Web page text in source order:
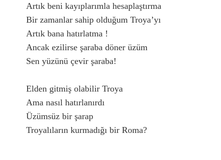
Artık beni kayıplarımla hesaplaştırma
Bir zamanlar sahip olduğum Troya’yı
Artık bana hatırlatma !
Ancak ezilirse şaraba döner üzüm
Sen yüzünü çevir şaraba!
Elden gitmiş olabilir Troya
Ama nasıl hatırlanırdı
Üzümsüz bir şarap
Troyalıların kurmadığı bir Roma?